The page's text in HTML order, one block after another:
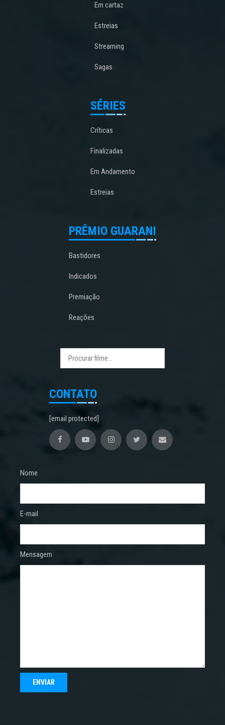
Em cartaz
Estreias
Streaming
Sagas
SÉRIES
Críticas
Finalizadas
Em Andamento
Estreias
PRÊMIO GUARANI
Bastidores
Indicados
Premiação
Reações
CONTATO
[email protected]
Nome
E-mail
Mensagem